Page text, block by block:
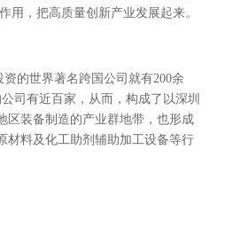
用，把高质量创新产业发展起来。
的世界著名跨国公司就有200余
司有近百家，从而，构成了以深圳
区装备制造的产业群地带，也形成
材料及化工助剂辅助加工设备等行